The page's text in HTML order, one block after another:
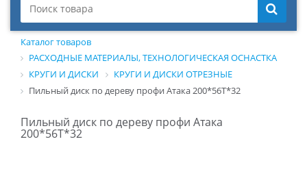
Каталог товаров
РАСХОДНЫЕ МАТЕРИАЛЫ, ТЕХНОЛОГИЧЕСКАЯ ОСНАСТКА
КРУГИ И ДИСКИ
КРУГИ И ДИСКИ ОТРЕЗНЫЕ
Пильный диск по дереву профи Атака 200*56T*32
Пильный диск по дереву профи Атака
200*56T*32